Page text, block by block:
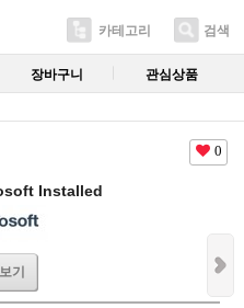
카테고리 검색
장바구니 관심상품
0
Installed
기